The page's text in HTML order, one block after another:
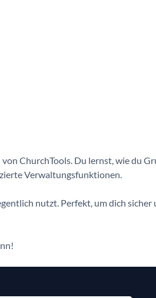
ChurchTools. Du lernst, wie du
Verwaltungsfunktionen.
nutzt. Perfekt, um dich